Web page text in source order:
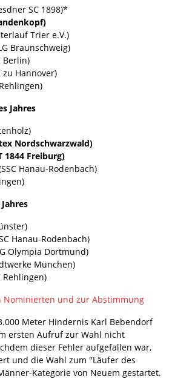
SC 1898)*
Trier e.V.)
Braunschweig)
Berlin)
zu Hannover)
Jahres
Nordschwarzwald)
1844 Freiburg)
Hanau-Rodenbach)
Hanau-Rodenbach)
Olympia Dortmund)
München)
Rehlingen)
Nominierten und zur Abstimmung
Meter Hindernis Karl Bebendorf
ersten Aufruf zur Wahl nicht
dieser Fehler aufgefallen war,
und die Wahl zum "Läufer des
Kategorie von Neuem gestartet.